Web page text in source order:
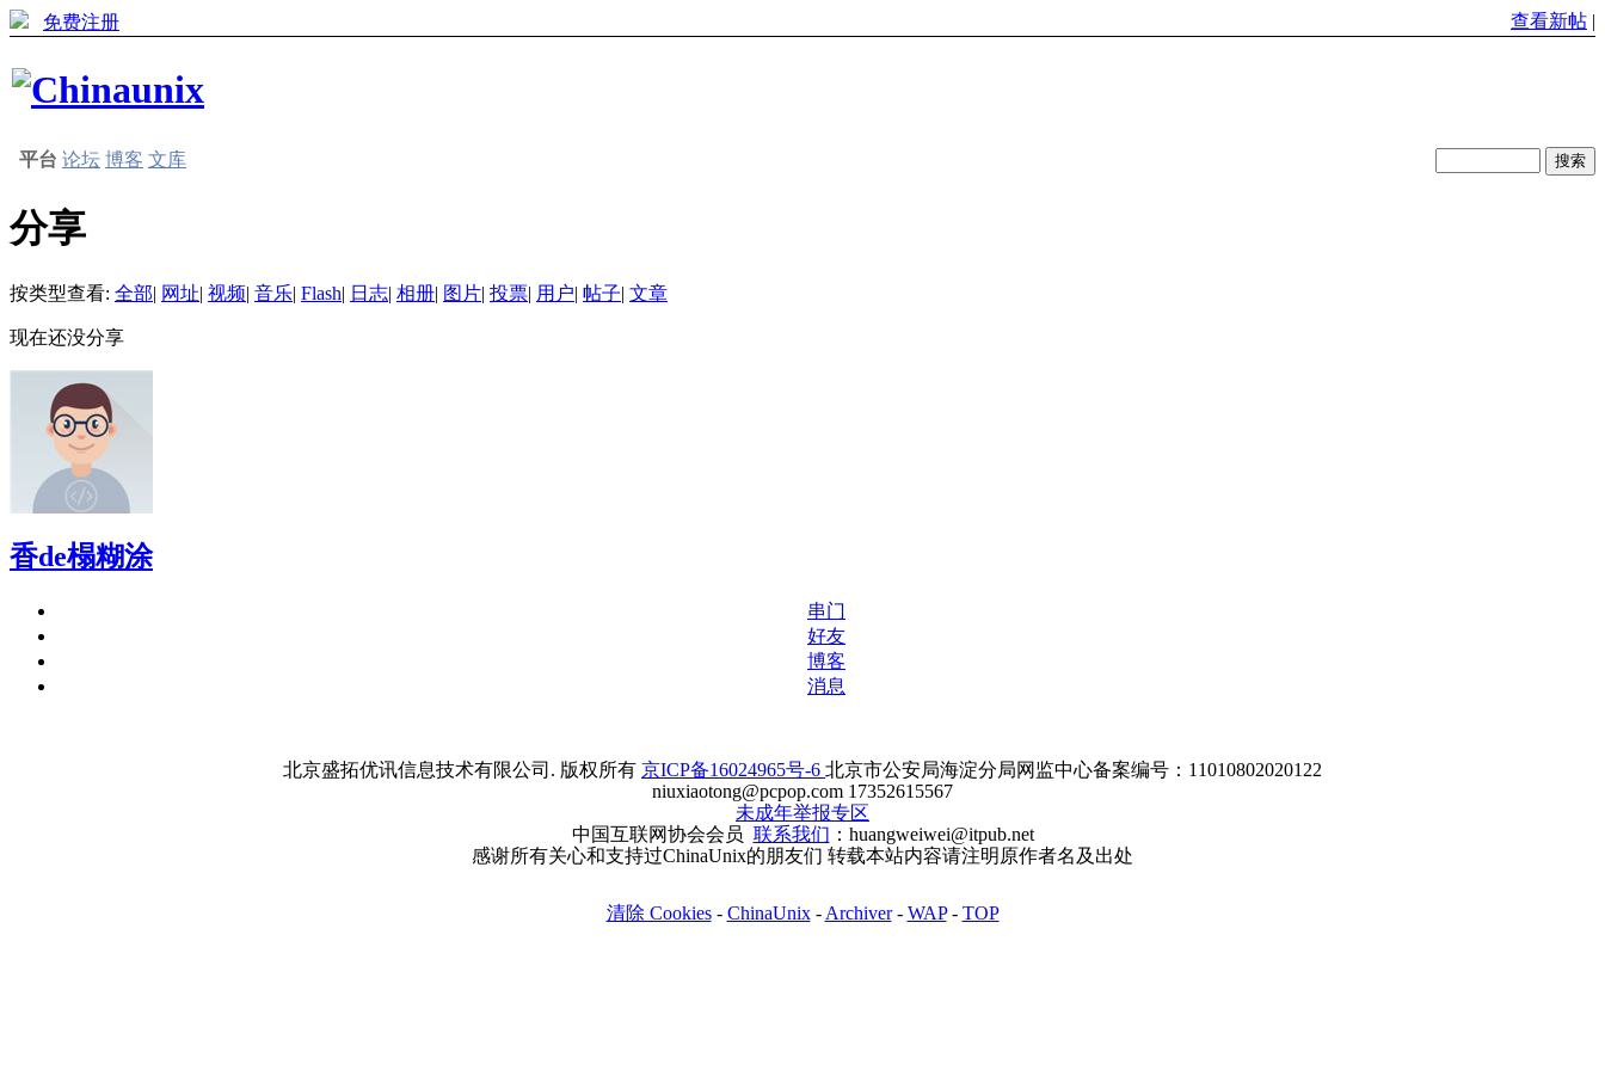
免费注册 查看新帖 |
平台 论坛 博客 文库
分享
按类型查看: 全部| 网址| 视频| 音乐| Flash| 日志| 相册| 图片| 投票| 用户| 帖子| 文章
现在还没分享
香de榻糊涂
串门
好友
博客
消息
北京盛拓优讯信息技术有限公司. 版权所有 京ICP备16024965号-6 北京市公安局海淀分局网监中心备案编号：11010802020122
niuxiaotong@pcpop.com 17352615567
未成年举报专区
中国互联网协会会员 联系我们 ：huangweiwei@itpub.net
感谢所有关心和支持过ChinaUnix的朋友们 转载本站内容请注明原作者名及出处
清除 Cookies- ChinaUnix- Archiver- WAP- TOP